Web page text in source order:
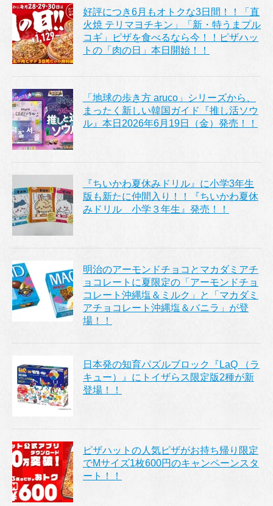
好評につき6月もオトクな3日間！！「直
火焼 テリマヨチキン」「新・特うまプル
コギ」ピザを食べるなら今！！ピザハッ
トの「肉の日」本日開始！！
「地球の歩き方 aruco」シリーズから、
まったく新しい韓国ガイド『推し活ソウ
ル』本日2026年6月19日（金）発売！！
『ちいかわ夏休みドリル』に小学3年生
版も新たに仲間入り！！『ちいかわ夏休
みドリル 小学３年生』発売！！
明治のアーモンドチョコとマカダミアチ
ョコレートに夏限定の「アーモンドチョ
コレート沖縄塩＆ミルク」と「マカダミ
アチョコレート沖縄塩＆バニラ」が登
場！！
日本発の知育パズルブロック『LaQ （ラ
キュー）』にトイザらス限定版2種が新
登場！！
ピザハットの人気ピザがお持ち帰り限定
でMサイズ1枚600円のキャンペーンスタ
ート！！